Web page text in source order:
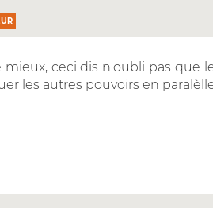
mieux, ceci dis n'oubli pas que
les autres pouvoirs en